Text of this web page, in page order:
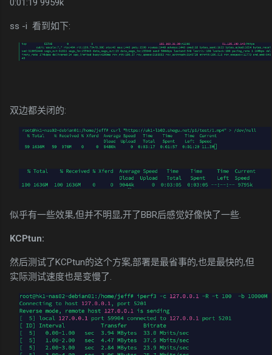
ss -i 看到如下:
双边都关闭的:
似乎有一些效果,但并不明显,开了BBR后感觉好像快了一些.
KCPtun:
然后测试了KCPtun的这个方案,部署是最省事的,也是最快的,但
实际测试速度也是变慢了.